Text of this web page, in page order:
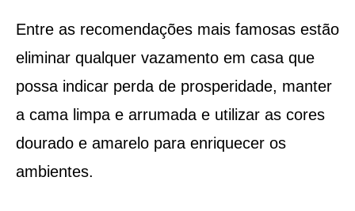
Entre as recomendações mais famosas estão
eliminar qualquer vazamento em casa que
possa indicar perda de prosperidade, manter
a cama limpa e arrumada e utilizar as cores
dourado e amarelo para enriquecer os
ambientes.